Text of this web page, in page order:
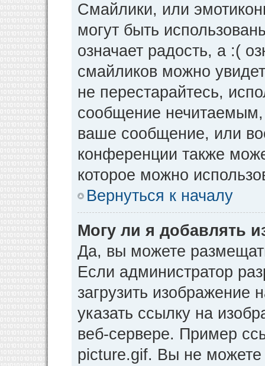
Смайлики, или
могут быть
означает радость, а :(
смайликов можно
не перестарайтесь,
сообщение нечитаемым,
ваше сообщение, или
конференции также
которое можно
Вернуться к началу
Могу ли я добавлять
Да, вы можете
Если администратор
загрузить
указать ссылку на
веб-сервере. Пример
picture.gif. Вы не можете